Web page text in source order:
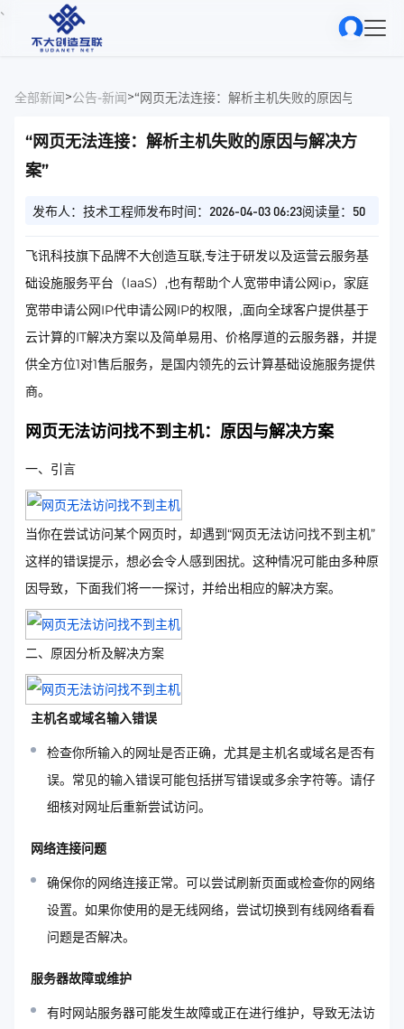
、
全部新闻>公告-新闻>“网页无法连接：解析主机失败的原因与解决方
“网页无法连接：解析主机失败的原因与解决方
案”
发布人：技术工程师发布时间：2026-04-03 06:23阅读量：50
飞讯科技旗下品牌不大创造互联,专注于研发以及运营云服务基
础设施服务平台（IaaS）,也有帮助个人宽带申请公网ip，家庭
宽带申请公网IP代申请公网IP的权限，,面向全球客户提供基于
云计算的IT解决方案以及简单易用、价格厚道的云服务器，并提
供全方位1对1售后服务，是国内领先的云计算基础设施服务提供
商。
网页无法访问找不到主机：原因与解决方案
一、引言
当你在尝试访问某个网页时，却遇到“网页无法访问找不到主机”
这样的错误提示，想必会令人感到困扰。这种情况可能由多种原
因导致，下面我们将一一探讨，并给出相应的解决方案。
二、原因分析及解决方案
主机名或域名输入错误
检查你所输入的网址是否正确，尤其是主机名或域名是否有
误。常见的输入错误可能包括拼写错误或多余字符等。请仔
细核对网址后重新尝试访问。
网络连接问题
确保你的网络连接正常。可以尝试刷新页面或检查你的网络
设置。如果你使用的是无线网络，尝试切换到有线网络看看
问题是否解决。
服务器故障或维护
有时网站服务器可能发生故障或正在进行维护，导致无法访